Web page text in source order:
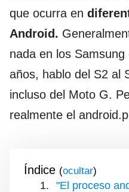
que ocurra en
Android.
nada en los
años, hablo del S2 al
incluso del Moto G.
realmente el
Índice ( )
"El proceso